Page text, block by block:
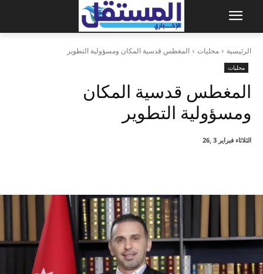
الرئيسية محليات المغطس قدسية المكان ومسؤولية التطوير
محليات
المغطس قدسية المكان
ومسؤولية التطوير
الثلاثاء فبراير 3 ,26